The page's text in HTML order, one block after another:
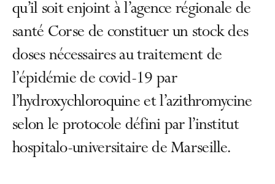
qu’il soit enjoint à l’agence régionale de
santé Corse de constituer un stock des
doses nécessaires au traitement de
l’épidémie de covid-19 par
l’hydroxychloroquine et l’azithromycine
selon le protocole défini par l’institut
hospitalo-universitaire de Marseille.